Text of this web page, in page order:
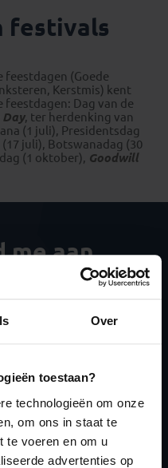
Over
toestaan?
technologieën om onze
om ons in staat te
te voeren en om u
advertenties op
festivals
feestdagen (Goede
Kerstmis) kent
Dag van de
Day, ter herdenking van
(1 juli), Presidentsdag
juli), Botswanadag (30
(1 oktober), Goodwill
me aan